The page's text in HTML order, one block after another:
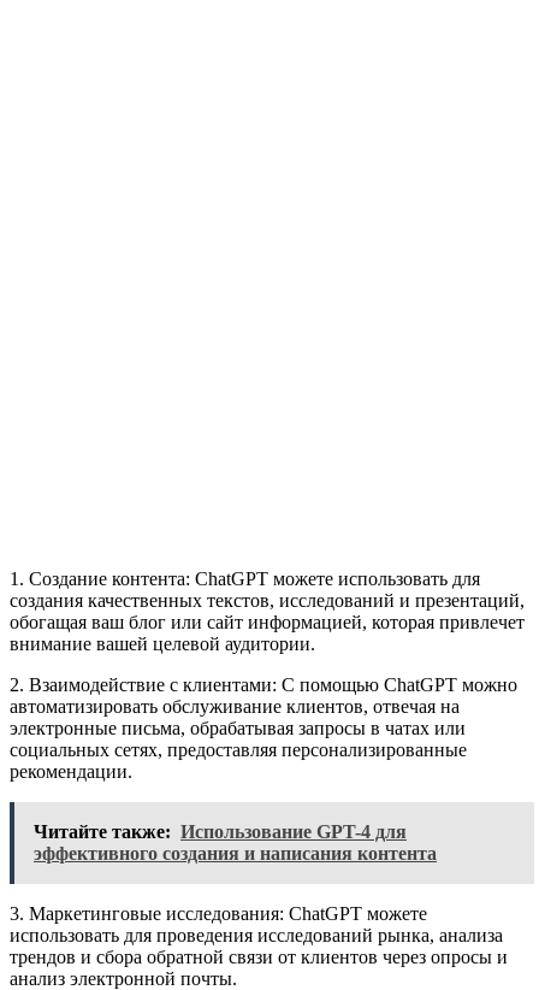
1. Создание контента: ChatGPT можете использовать для
создания качественных текстов, исследований и презентаций,
обогащая ваш блог или сайт информацией, которая привлечет
внимание вашей целевой аудитории.
2. Взаимодействие с клиентами: С помощью ChatGPT можно
автоматизировать обслуживание клиентов, отвечая на
электронные письма, обрабатывая запросы в чатах или
социальных сетях, предоставляя персонализированные
рекомендации.
Читайте также: Использование GPT-4 для
эффективного создания и написания контента
3. Маркетинговые исследования: ChatGPT можете
использовать для проведения исследований рынка, анализа
трендов и сбора обратной связи от клиентов через опросы и
анализ электронной почты.